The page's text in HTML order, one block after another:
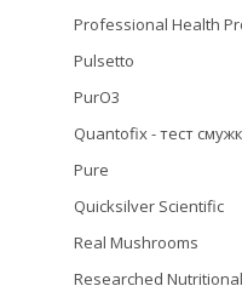
Professional Health
Pulsetto
PurO3
Quantofix - тест
Pure
Quicksilver Scientific
Real Mushrooms
Researched